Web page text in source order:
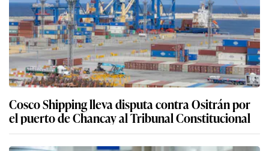
Cosco Shipping lleva disputa contra Ositrán por
el puerto de Chancay al Tribunal Constitucional